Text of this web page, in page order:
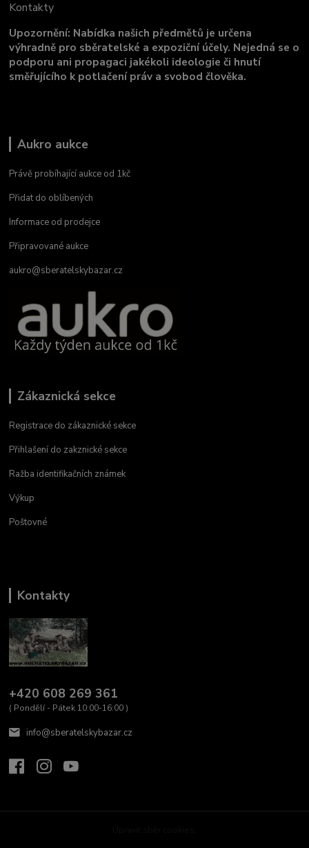
Kontakty
Upozornění: Nabídka našich předmětů je určena
výhradně pro sběratelské a expoziční účely. Nejedná se o
podporu ani propagaci jakékoli ideologie či hnutí
směřujícího k potlačení práv a svobod člověka.
Aukro aukce
Právě probíhající aukce od 1kč
Přidat do oblíbených
Informace od prodejce
Připravované aukce
aukro@sberatelskybazar.cz
Zákaznická sekce
Registrace do zákaznické sekce
Přihlašení do zakznické sekce
Ražba identifikačních známek
Výkup
Poštovné
Kontakty
+420 608 269 361
( Pondělí - Pátek 10:00-16:00 )
info@sberatelskybazar.cz